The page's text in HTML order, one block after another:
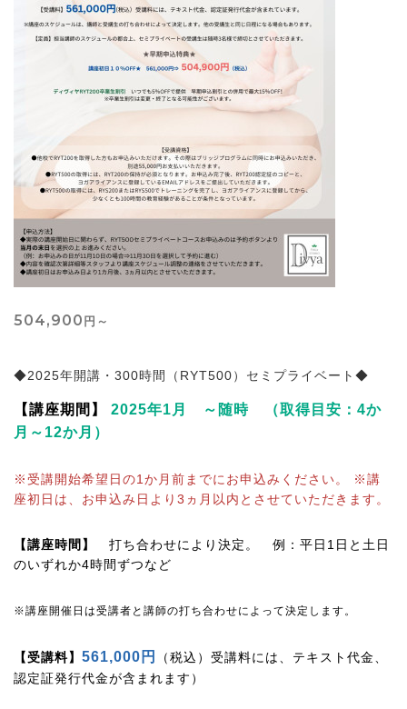
504,900 円～
◆2025年開講・300時間（RYT500）セミプライベート◆
【講座期間】
2025年1月 ～随時 （取得目安：4か
月～12か月）
※受講開始希望日の1か月前までにお申込みください。 ※講
座初日は、お申込み日より3ヵ月以内とさせていただきます。
【講座時間】
打ち合わせにより決定。 例：平日1日と土日
のいずれか4時間ずつなど
※講座開催日は受講者と講師の打ち合わせによって決定します。
【受講料】 561,000円
（税込）受講料には、テキスト代金、
認定証発行代金が含まれます）